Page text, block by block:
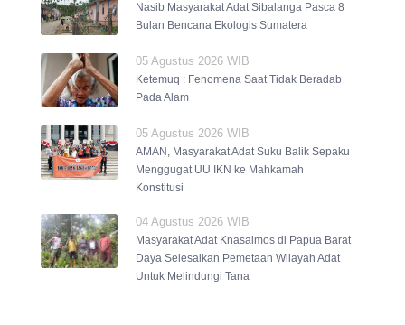
Nasib Masyarakat Adat Sibalanga Pasca 8
Bulan Bencana Ekologis Sumatera
05 Agustus 2026 WIB
Ketemuq : Fenomena Saat Tidak Beradab
Pada Alam
05 Agustus 2026 WIB
AMAN, Masyarakat Adat Suku Balik Sepaku
Menggugat UU IKN ke Mahkamah
Konstitusi
04 Agustus 2026 WIB
Masyarakat Adat Knasaimos di Papua Barat
Daya Selesaikan Pemetaan Wilayah Adat
Untuk Melindungi Tana